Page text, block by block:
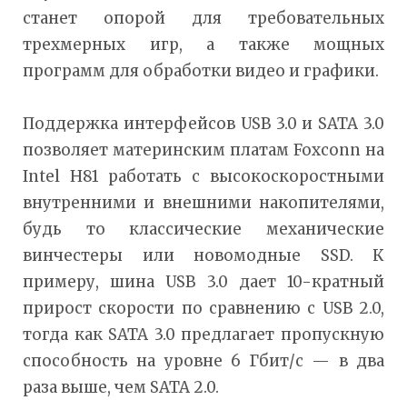
станет опорой для требовательных
трехмерных игр, а также мощных
программ для обработки видео и графики.
Поддержка интерфейсов USB 3.0 и SATA 3.0
позволяет материнским платам Foxconn на
Intel H81 работать с высокоскоростными
внутренними и внешними накопителями,
будь то классические механические
винчестеры или новомодные SSD. К
примеру, шина USB 3.0 дает 10-кратный
прирост скорости по сравнению с USB 2.0,
тогда как SATA 3.0 предлагает пропускную
способность на уровне 6 Гбит/с — в два
раза выше, чем SATA 2.0.